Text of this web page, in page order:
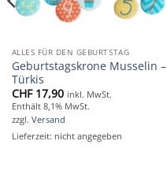
ALLES FÜR DEN GEBURTSTAG
Geburtstagskrone Musselin –
Türkis
CHF17,90 inkl. MwSt.
Enthält 8,1% MwSt.
zzgl. Versand
Lieferzeit: nicht angegeben